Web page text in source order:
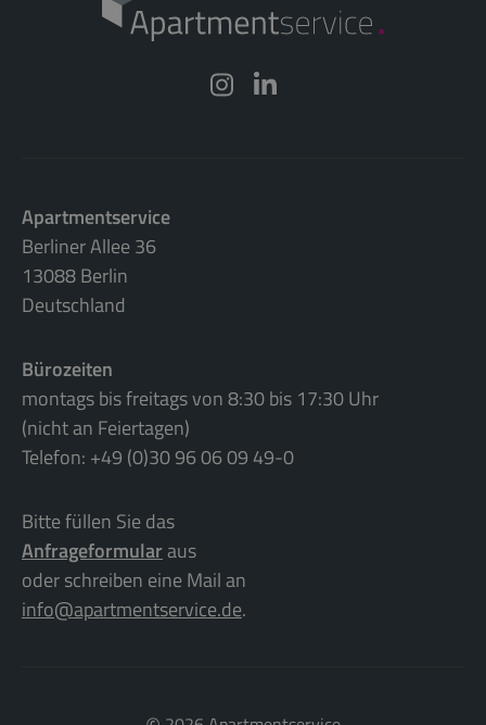
Apartmentservice
Berliner Allee 36
13088 Berlin
Deutschland
Bürozeiten
montags bis freitags von 8:30 bis 17:30 Uhr
(nicht an Feiertagen)
Telefon: +49 (0)30 96 06 09 49-0
Bitte füllen Sie das
Anfrageformularaus
oder schreiben eine Mail an
info@apartmentservice.de.